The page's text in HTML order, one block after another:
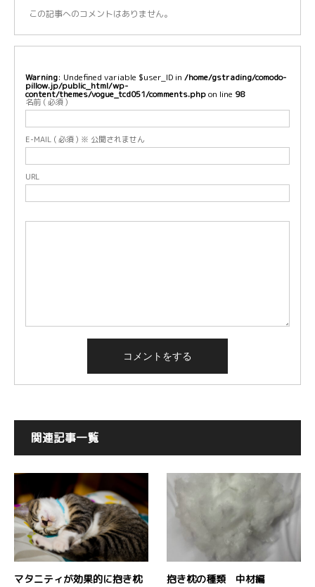
この記事へのコメントはありません。
Warning : Undefined variable $user_ID in /home/gstrading/comodo-
pillow.jp/public_html/wp-
content/themes/vogue_tcd051/comments.phpon line 98
名前 ( 必須 )
E-MAIL ( 必須 ) ※ 公開されません
URL
関連記事一覧
マタニティが効果的に抱き枕
抱き枕の種類 中材編